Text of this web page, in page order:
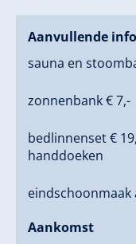
Aanvullende
sauna en
zonnenbank € 7,-
bedlinnenset €
handdoeken
eindschoonmaak
Aankomst